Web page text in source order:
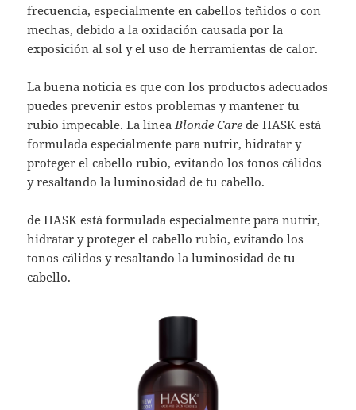
frecuencia, especialmente en cabellos teñidos o con
mechas, debido a la oxidación causada por la
exposición al sol y el uso de herramientas de calor.
La buena noticia es que con los productos adecuados
puedes prevenir estos problemas y mantener tu
rubio impecable. La línea Blonde Care de HASK está
formulada especialmente para nutrir, hidratar y
proteger el cabello rubio, evitando los tonos cálidos
y resaltando la luminosidad de tu cabello.
de HASK está formulada especialmente para nutrir,
hidratar y proteger el cabello rubio, evitando los
tonos cálidos y resaltando la luminosidad de tu
cabello.